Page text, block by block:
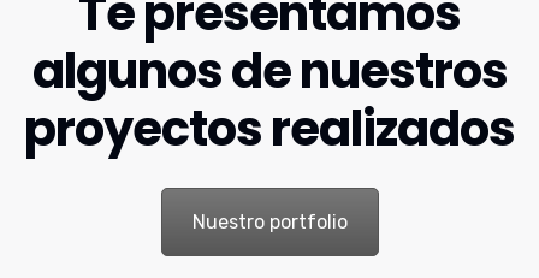
algunos de nuestros
proyectos realizados
Nuestro portfolio